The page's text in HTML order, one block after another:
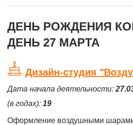
ДЕНЬ РОЖДЕНИЯ
ДЕНЬ 27 МАРТА
Дизайн-студия
Дата начала деятельности:
(в годах): 19
Оформление воздушными